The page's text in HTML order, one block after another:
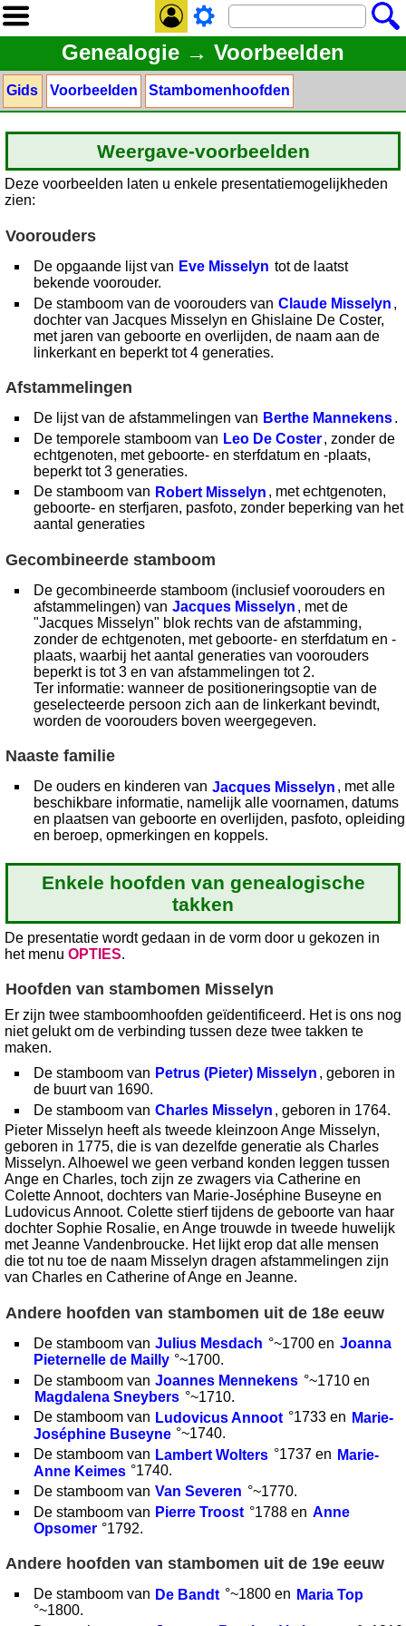
Genealogie → Voorbeelden
Gids Voorbeelden Stambomenhoofden
Weergave-voorbeelden
Deze voorbeelden laten u enkele presentatiemogelijkheden
zien:
Voorouders
De opgaande lijst van Eve Misselyn tot de laatst
bekende voorouder.
De stamboom van de voorouders van Claude Misselyn ,
dochter van Jacques Misselyn en Ghislaine De Coster,
met jaren van geboorte en overlijden, de naam aan de
linkerkant en beperkt tot 4 generaties.
Afstammelingen
De lijst van de afstammelingen van Berthe Mannekens.
De temporele stamboom van Leo De Coster, zonder de
echtgenoten, met geboorte- en sterfdatum en -plaats,
beperkt tot 3 generaties.
De stamboom van Robert Misselyn , met echtgenoten,
geboorte- en sterfjaren, pasfoto, zonder beperking van het
aantal generaties
Gecombineerde stamboom
De gecombineerde stamboom (inclusief voorouders en
afstammelingen) van Jacques Misselyn , met de
"Jacques Misselyn" blok rechts van de afstamming,
zonder de echtgenoten, met geboorte- en sterfdatum en -
plaats, waarbij het aantal generaties van voorouders
beperkt is tot 3 en van afstammelingen tot 2.
Ter informatie: wanneer de positioneringsoptie van de
geselecteerde persoon zich aan de linkerkant bevindt,
worden de voorouders boven weergegeven.
Naaste familie
De ouders en kinderen van Jacques Misselyn , met alle
beschikbare informatie, namelijk alle voornamen, datums
en plaatsen van geboorte en overlijden, pasfoto, opleiding
en beroep, opmerkingen en koppels.
Enkele hoofden van genealogische
takken
De presentatie wordt gedaan in de vorm door u gekozen in
het menu OPTIES.
Hoofden van stambomen Misselyn
Er zijn twee stamboomhoofden geïdentificeerd. Het is ons nog
niet gelukt om de verbinding tussen deze twee takken te
maken.
De stamboom van Petrus (Pieter) Misselyn , geboren in
de buurt van 1690.
De stamboom van Charles Misselyn , geboren in 1764.
Pieter Misselyn heeft als tweede kleinzoon Ange Misselyn,
geboren in 1775, die is van dezelfde generatie als Charles
Misselyn. Alhoewel we geen verband konden leggen tussen
Ange en Charles, toch zijn ze zwagers via Catherine en
Colette Annoot, dochters van Marie-Joséphine Buseyne en
Ludovicus Annoot. Colette stierf tijdens de geboorte van haar
dochter Sophie Rosalie, en Ange trouwde in tweede huwelijk
met Jeanne Vandenbroucke. Het lijkt erop dat alle mensen
die tot nu toe de naam Misselyn dragen afstammelingen zijn
van Charles en Catherine of Ange en Jeanne.
Andere hoofden van stambomen uit de 18e eeuw
De stamboom van Julius Mesdach °~1700 en Joanna
Pieternelle de Mailly °~1700.
De stamboom van Joannes Mennekens °~1710 en
Magdalena Sneybers °~1710.
De stamboom van Ludovicus Annoot °1733 en Marie-
Joséphine Buseyne °~1740.
De stamboom van Lambert Wolters °1737 en Marie-
Anne Keimes °1740.
De stamboom van Van Severen °~1770.
De stamboom van Pierre Troost °1788 en Anne
Opsomer °1792.
Andere hoofden van stambomen uit de 19e eeuw
De stamboom van De Bandt °~1800 en Maria Top
°~1800.